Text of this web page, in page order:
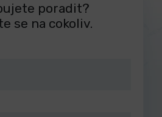
poradit?
se na cokoliv.